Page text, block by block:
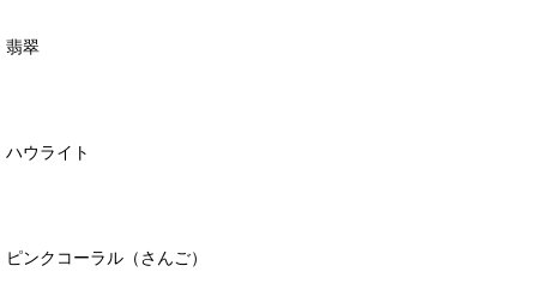
翡翠
ハウライト
ピンクコーラル（さんご）